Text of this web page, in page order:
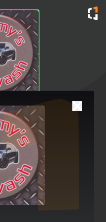
wash
και μηχανών
τώρα:1